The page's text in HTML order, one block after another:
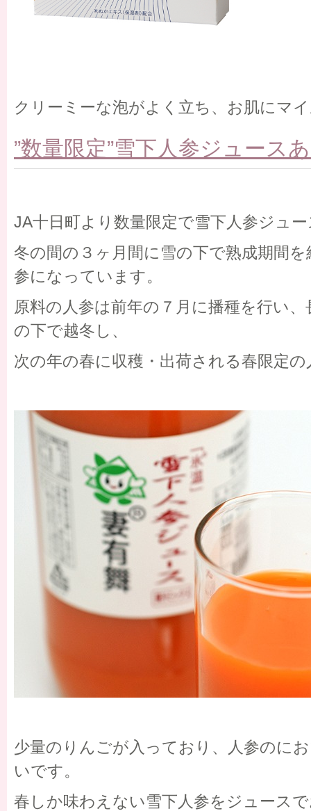
クリーミーな泡がよく立ち、お肌にマ
”数量限定”雪下人参ジュース
JA十日町より数量限定で雪下人参ジュ
冬の間の３ヶ月間に雪の下で熟成期間
参になっています。
原料の人参は前年の７月に播種を行い
の下で越冬し、
次の年の春に収穫・出荷される春限定
少量のりんごが入っており、人参のに
いです。
春しか味わえない雪下人参をジュース